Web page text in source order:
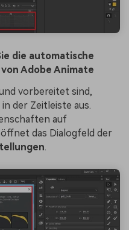
die automatische
Adobe Animate
vorbereitet sind,
der Zeitleiste aus.
auf
öffnet das Dialogfeld der
.